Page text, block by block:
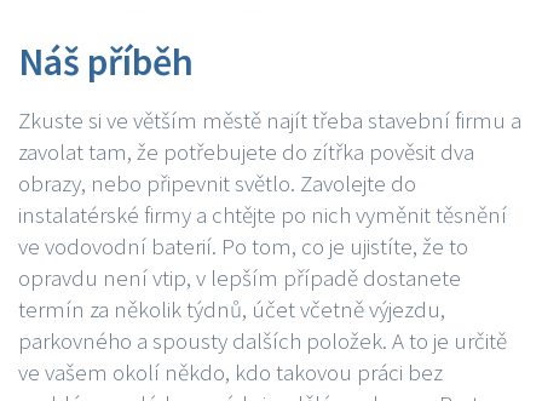
Náš příběh
Zkuste si ve větším městě najít třeba stavební firmu a
zavolat tam, že potřebujete do zítřka pověsit dva
obrazy, nebo připevnit světlo. Zavolejte do
instalatérské firmy a chtějte po nich vyměnit těsnění
ve vodovodní baterií. Po tom, co je ujistíte, že to
opravdu není vtip, v lepším případě dostanete
termín za několik týdnů, účet včetně výjezdu,
parkovného a spousty dalších položek. A to je určitě
ve vašem okolí někdo, kdo takovou práci bez